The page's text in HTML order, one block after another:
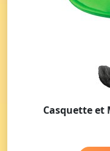
Casquette et